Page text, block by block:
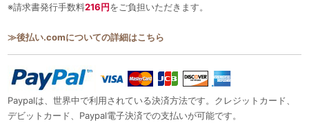
※請求書発行手数料216円をご負担いただきます。
≫後払い.comについての詳細はこちら
Paypalは、世界中で利用されている決済方法です。クレジットカード、
デビットカード、Paypal電子決済での支払いが可能です。